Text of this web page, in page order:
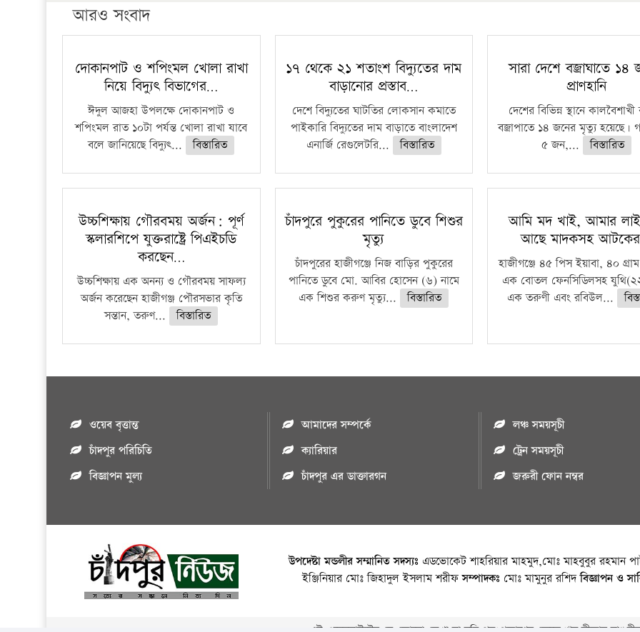
আরও সংবাদ
দোকানপাট ও শপিংমল খোলা রাখা
নিয়ে বিদ্যুৎ বিভাগের…
ঈদুল আজহা উপলক্ষে দোকানপাট ও
শপিংমল রাত ১০টা পর্যন্ত খোলা রাখা যাবে
বলে জানিয়েছে বিদ্যুৎ...
বিস্তারিত
১৭ থেকে ২১ শতাংশ বিদ্যুতের দাম
বাড়ানোর প্রস্তাব…
দেশে বিদ্যুতের ঘাটতির লোকসান কমাতে
পাইকারি বিদ্যুতের দাম বাড়াতে বাংলাদেশ
এনার্জি রেগুলেটরি...
বিস্তারিত
সারা দেশে বজ্রাঘাতে ১৪
প্রাণহানি
দেশের বিভিন্ন স্থানে
বজ্রাপাতে ১৪ জনের মৃত্যু হয়েছে।
৫ জন,...
বিস্তারিত
উচ্চশিক্ষায় গৌরবময় অর্জন: পূর্ণ
স্কলারশিপে যুক্তরাষ্ট্রে পিএইচডি
করছেন…
উচ্চশিক্ষায় এক অনন্য ও গৌরবময় সাফল্য
অর্জন করেছেন হাজীগঞ্জ পৌরসভার কৃতি
সন্তান, তরুণ...
বিস্তারিত
চাঁদপুরে পুকুরের পানিতে ডুবে শিশুর
মৃত্যু
চাঁদপুরের হাজীগঞ্জে নিজ বাড়ির পুকুরের
পানিতে ডুবে মো. আবির হোসেন (৬) নামে
এক শিশুর করুণ মৃত্যু...
বিস্তারিত
আমি মদ খাই, আমার
আছে মাদকসহ
হাজীগঞ্জে ৪৫ পিস ইয়াবা, ৪০
এক বোতল ফেনসিডিলসহ
এক তরুণী এবং রবিউল...
ওয়েব বৃত্তান্ত
চাঁদপুর পরিচিতি
বিজ্ঞাপন মুল্য
আমাদের সম্পর্কে
ক্যারিয়ার
চাঁদপুর এর ডাক্তারগন
লঞ্চ সময়সূচী
ট্রেন সময়সূচী
জরুরী ফোন নম্বর
উপদেষ্টা মন্ডলীর সম্মানিত সদস্যঃ এডভোকেট শাহরিয়ার মাহমুদ,মোঃ মাহবুবুর রহমান
ইঞ্জিনিয়ার মোঃ জিহাদুল ইসলাম শরীফসম্পাদকঃ মোঃ মামুনুর রশিদবিজ্ঞাপন ও